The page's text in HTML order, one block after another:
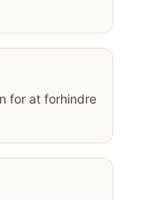
for at forhindre